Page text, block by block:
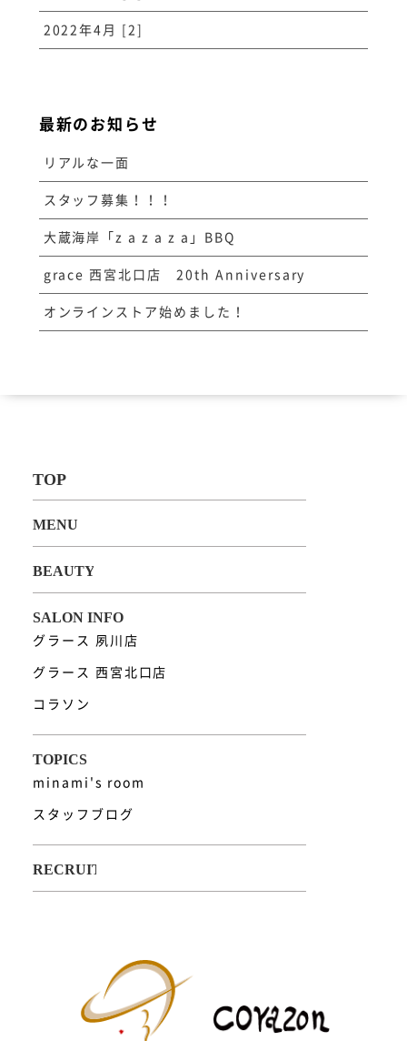
2022年4月 [2]
最新のお知らせ
リアルな一面
スタッフ募集！！！
大蔵海岸「z a z a z a」BBQ
grace 西宮北口店 20th Anniversary
オンラインストア始めました！
グラース 夙川店
グラース 西宮北口店
コラソン
minami's room
スタッフブログ